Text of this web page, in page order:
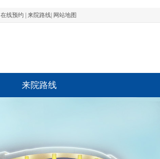
在线预约 来院路线 网站地图
来院路线